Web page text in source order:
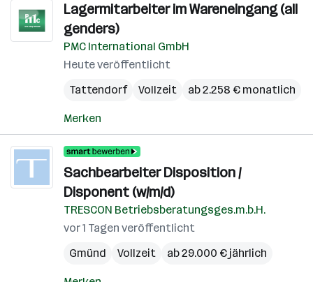
Lagermitarbeiter im Wareneingang (all
genders)
PMC International GmbH
Heute veröffentlicht
Tattendorf
Vollzeit ab 2.258 € monatlich
Merken
Sachbearbeiter Disposition /
Disponent (w/m/d)
TRESCON Betriebsberatungsges.m.b.H.
vor 1 Tagen veröffentlicht
Gmünd
Vollzeit ab 29.000 € jährlich